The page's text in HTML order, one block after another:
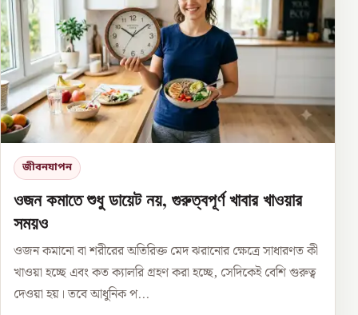
জীবনযাপন
ওজন কমাতে শুধু ডায়েট নয়, গুরুত্বপূর্ণ খাবার খাওয়ার
সময়ও
ওজন কমানো বা শরীরের অতিরিক্ত মেদ ঝরানোর ক্ষেত্রে সাধারণত কী
খাওয়া হচ্ছে এবং কত ক্যালরি গ্রহণ করা হচ্ছে, সেদিকেই বেশি গুরুত্ব
দেওয়া হয়। তবে আধুনিক প...